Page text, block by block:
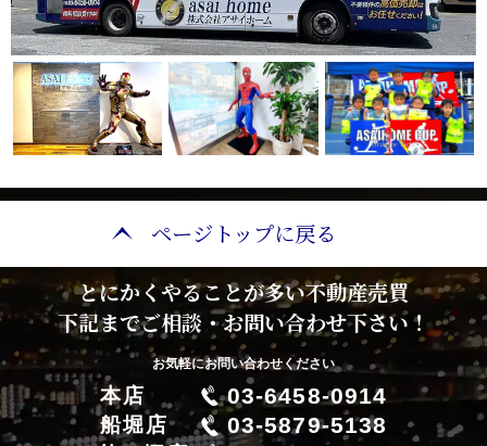
ページトップに戻る
とにかくやることが多い不動産売買
下記までご相談・お問い合わせ下さい！
お気軽にお問い合わせください
本店 03-6458-0914
船堀店 03-5879-5138